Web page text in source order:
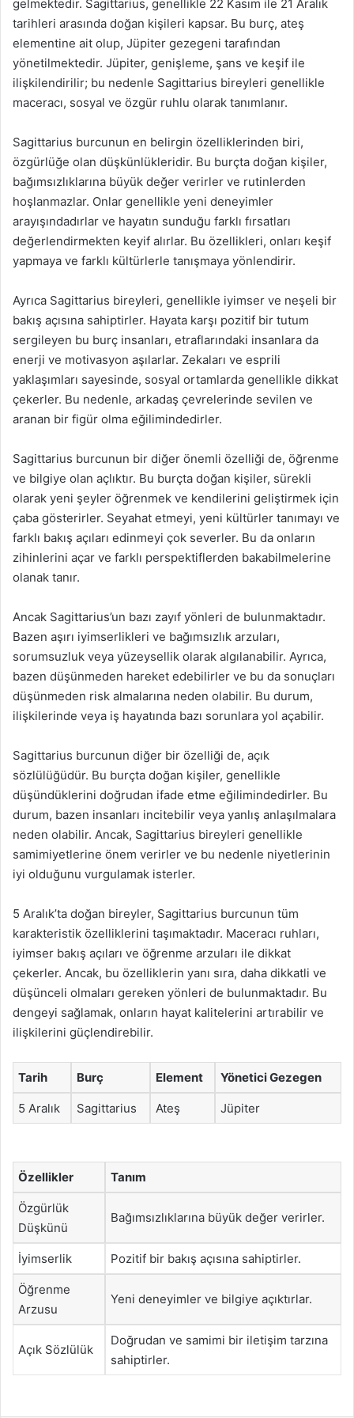
gelmektedir. Sagittarius, genellikle 22 Kasım ile 21 Aralık
tarihleri arasında doğan kişileri kapsar. Bu burç, ateş
elementine ait olup, Jüpiter gezegeni tarafından
yönetilmektedir. Jüpiter, genişleme, şans ve keşif ile
ilişkilendirilir; bu nedenle Sagittarius bireyleri genellikle
maceracı, sosyal ve özgür ruhlu olarak tanımlanır.
Sagittarius burcunun en belirgin özelliklerinden biri,
özgürlüğe olan düşkünlükleridir. Bu burçta doğan kişiler,
bağımsızlıklarına büyük değer verirler ve rutinlerden
hoşlanmazlar. Onlar genellikle yeni deneyimler
arayışındadırlar ve hayatın sunduğu farklı fırsatları
değerlendirmekten keyif alırlar. Bu özellikleri, onları keşif
yapmaya ve farklı kültürlerle tanışmaya yönlendirir.
Ayrıca Sagittarius bireyleri, genellikle iyimser ve neşeli bir
bakış açısına sahiptirler. Hayata karşı pozitif bir tutum
sergileyen bu burç insanları, etraflarındaki insanlara da
enerji ve motivasyon aşılarlar. Zekaları ve esprili
yaklaşımları sayesinde, sosyal ortamlarda genellikle dikkat
çekerler. Bu nedenle, arkadaş çevrelerinde sevilen ve
aranan bir figür olma eğilimindedirler.
Sagittarius burcunun bir diğer önemli özelliği de, öğrenme
ve bilgiye olan açlıktır. Bu burçta doğan kişiler, sürekli
olarak yeni şeyler öğrenmek ve kendilerini geliştirmek için
çaba gösterirler. Seyahat etmeyi, yeni kültürler tanımayı ve
farklı bakış açıları edinmeyi çok severler. Bu da onların
zihinlerini açar ve farklı perspektiflerden bakabilmelerine
olanak tanır.
Ancak Sagittarius’un bazı zayıf yönleri de bulunmaktadır.
Bazen aşırı iyimserlikleri ve bağımsızlık arzuları,
sorumsuzluk veya yüzeysellik olarak algılanabilir. Ayrıca,
bazen düşünmeden hareket edebilirler ve bu da sonuçları
düşünmeden risk almalarına neden olabilir. Bu durum,
ilişkilerinde veya iş hayatında bazı sorunlara yol açabilir.
Sagittarius burcunun diğer bir özelliği de, açık
sözlülüğüdür. Bu burçta doğan kişiler, genellikle
düşündüklerini doğrudan ifade etme eğilimindedirler. Bu
durum, bazen insanları incitebilir veya yanlış anlaşılmalara
neden olabilir. Ancak, Sagittarius bireyleri genellikle
samimiyetlerine önem verirler ve bu nedenle niyetlerinin
iyi olduğunu vurgulamak isterler.
5 Aralık’ta doğan bireyler, Sagittarius burcunun tüm
karakteristik özelliklerini taşımaktadır. Maceracı ruhları,
iyimser bakış açıları ve öğrenme arzuları ile dikkat
çekerler. Ancak, bu özelliklerin yanı sıra, daha dikkatli ve
düşünceli olmaları gereken yönleri de bulunmaktadır. Bu
dengeyi sağlamak, onların hayat kalitelerini artırabilir ve
ilişkilerini güçlendirebilir.
Tarih Burç Element Yönetici Gezegen
5 Aralık Sagittarius Ateş Jüpiter
Özellikler Tanım
Özgürlük
Düşkünü
Bağımsızlıklarına büyük değer verirler.
İyimserlik Pozitif bir bakış açısına sahiptirler.
Öğrenme
Arzusu
Yeni deneyimler ve bilgiye açıktırlar.
Açık Sözlülük
Doğrudan ve samimi bir iletişim tarzına
sahiptirler.